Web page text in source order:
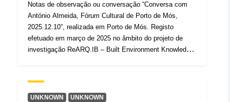
Notas de observação ou conversação “Conversa com
António Almeida, Fórum Cultural de Porto de Mós,
2025.12.10”, realizada em Porto de Mós. Registo
efetuado em março de 2025 no âmbito do projeto de
investigação ReARQ.IB – Built Environment Knowledge
Iberian Peninsula (1939-1985) (ERC GA949686) e
publicado online em
UNKNOWN UNKNOWN